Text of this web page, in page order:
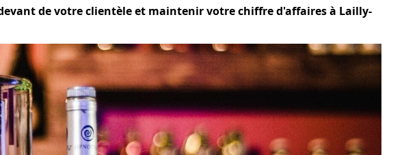
de votre clientèle et maintenir votre chiffre d'affaires à Lailly-